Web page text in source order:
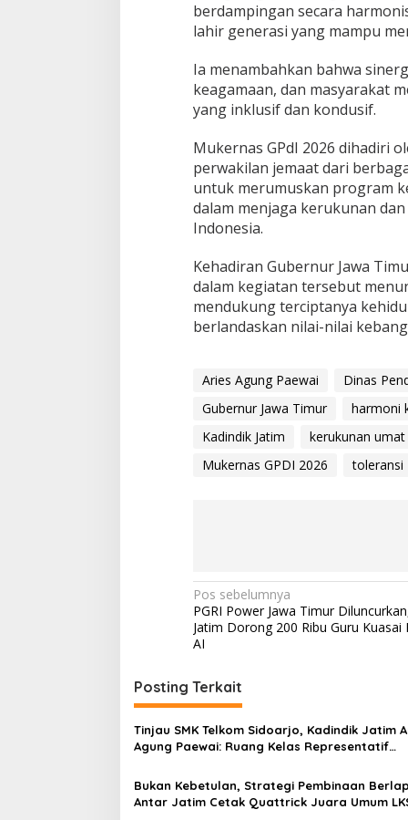
berdampingan secara
lahir generasi yang mampu
Ia menambahkan bahwa
keagamaan, dan masyarakat
yang inklusif dan kondusif.
Mukernas GPdI 2026 dihadiri
perwakilan jemaat dari
untuk merumuskan program
dalam menjaga kerukunan
Indonesia.
Kehadiran Gubernur Jawa
dalam kegiatan tersebut
mendukung terciptanya
berlandaskan nilai-nilai
Aries Agung Paewai Dinas
Gubernur Jawa Timur
harmoni
Kadindik Jatim
kerukunan
Mukernas GPDI 2026
toleransi
N
a
v
i
g
a
s
i
p
Pos sebelumnya
PGRI Power Jawa Timur
Jatim Dorong 200 Ribu Guru Kuasai
AI
Posting Terkait
Tinjau SMK Telkom Sidoarjo, Kadindik Jatim
Agung Paewai: Ruang Kelas Representatif
Bukan Kebetulan, Strategi Pembinaan
Antar Jatim Cetak Quattrick Juara Umum